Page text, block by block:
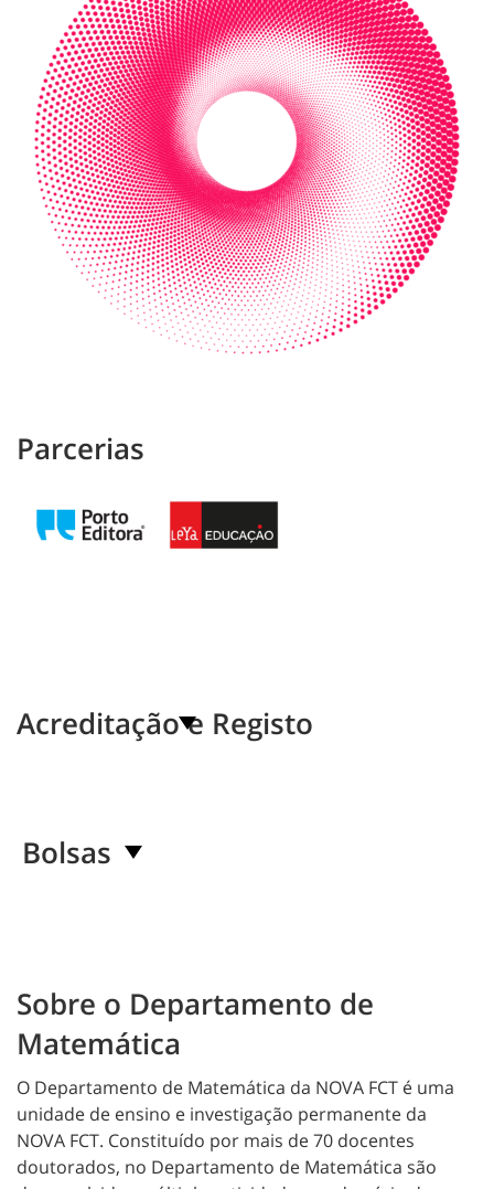
Parcerias
Acreditação e Registo
Bolsas
Sobre o Departamento de
Matemática
O Departamento de Matemática da NOVA FCT é uma
unidade de ensino e investigação permanente da
NOVA FCT. Constituído por mais de 70 docentes
doutorados, no Departamento de Matemática são